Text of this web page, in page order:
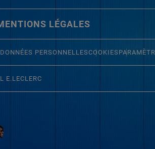
LÉGALES
PERSONNELLESCOOKIES
E.LECLERC